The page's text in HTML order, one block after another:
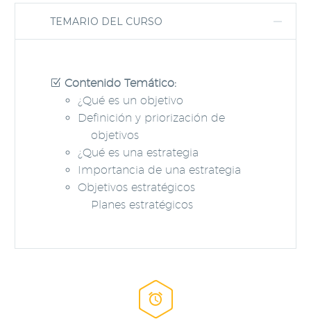
TEMARIO DEL CURSO
Contenido Temático:
¿Qué es un objetivo
Definición y priorización de
objetivos
¿Qué es una estrategia
Importancia de una estrategia
Objetivos estratégicos
Planes estratégicos

